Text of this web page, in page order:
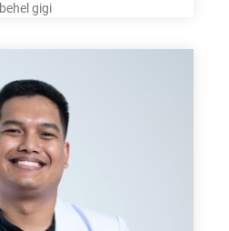
behel gigi